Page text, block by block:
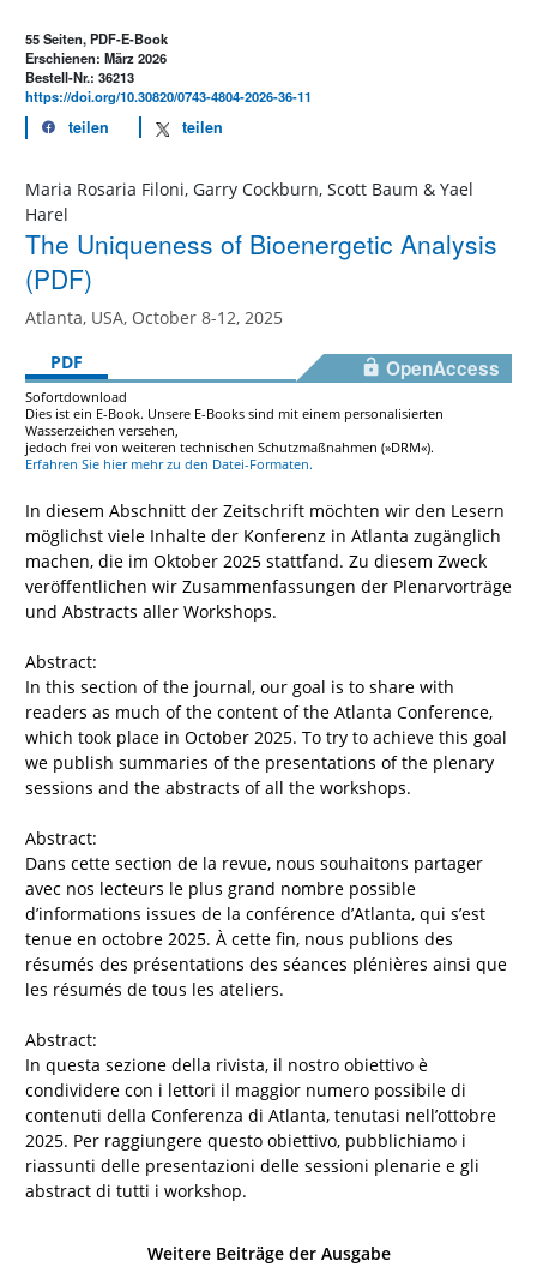
55 Seiten, PDF-E-Book
Erschienen: März 2026
Bestell-Nr.: 36213
https://doi.org/10.30820/0743-4804-2026-36-11
teilen teilen
Maria Rosaria Filoni, Garry Cockburn, Scott Baum & Yael
Harel
The Uniqueness of Bioenergetic Analysis
(PDF)
Atlanta, USA, October 8-12, 2025
PDF
OpenAccess
Sofortdownload
Dies ist ein E-Book. Unsere E-Books sind mit einem personalisierten
Wasserzeichen versehen,
jedoch frei von weiteren technischen Schutzmaßnahmen (»DRM«).
Erfahren Sie hier mehr zu den Datei-Formaten.
In diesem Abschnitt der Zeitschrift möchten wir den Lesern
möglichst viele Inhalte der Konferenz in Atlanta zugänglich
machen, die im Oktober 2025 stattfand. Zu diesem Zweck
veröffentlichen wir Zusammenfassungen der Plenarvorträge
und Abstracts aller Workshops.
Abstract:
In this section of the journal, our goal is to share with
readers as much of the content of the Atlanta Conference,
which took place in October 2025. To try to achieve this goal
we publish summaries of the presentations of the plenary
sessions and the abstracts of all the workshops.
Abstract:
Dans cette section de la revue, nous souhaitons partager
avec nos lecteurs le plus grand nombre possible
d’informations issues de la conférence d’Atlanta, qui s’est
tenue en octobre 2025. À cette fin, nous publions des
résumés des présentations des séances plénières ainsi que
les résumés de tous les ateliers.
Abstract:
In questa sezione della rivista, il nostro obiettivo è
condividere con i lettori il maggior numero possibile di
contenuti della Conferenza di Atlanta, tenutasi nell’ottobre
2025. Per raggiungere questo obiettivo, pubblichiamo i
riassunti delle presentazioni delle sessioni plenarie e gli
abstract di tutti i workshop.
Weitere Beiträge der Ausgabe